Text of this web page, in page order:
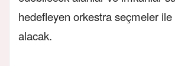
hedefleyen orkestra seçmeler
alacak.